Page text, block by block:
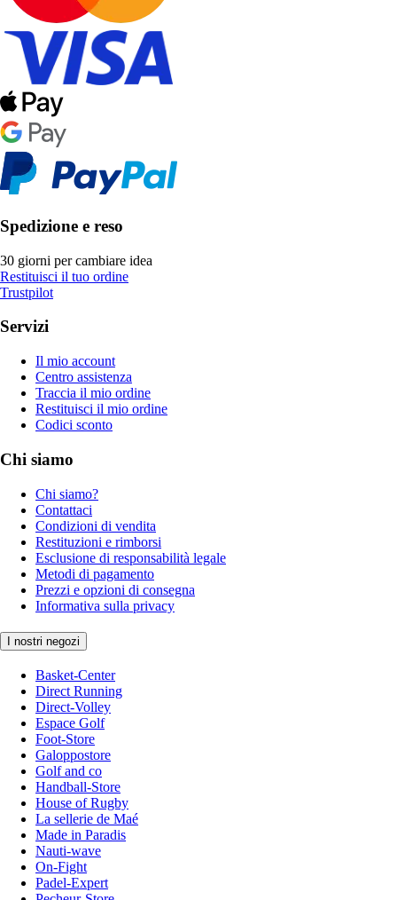
Spedizione e reso
30 giorni per cambiare idea
Restituisci il tuo ordine
Trustpilot
Servizi
Il mio account
Centro assistenza
Traccia il mio ordine
Restituisci il mio ordine
Codici sconto
Chi siamo
Chi siamo?
Contattaci
Condizioni di vendita
Restituzioni e rimborsi
Esclusione di responsabilità legale
Metodi di pagamento
Prezzi e opzioni di consegna
Informativa sulla privacy
I nostri negozi
Basket-Center
Direct Running
Direct-Volley
Espace Golf
Foot-Store
Galoppostore
Golf and co
Handball-Store
House of Rugby
La sellerie de Maé
Made in Paradis
Nauti-wave
On-Fight
Padel-Expert